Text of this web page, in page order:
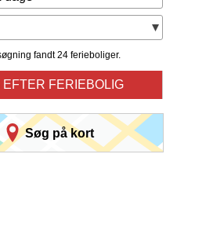
fandt 24 ferieboliger.
FERIEBOLIG
Søg på kort